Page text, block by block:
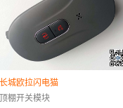
长城欧拉闪电猫
顶棚开关模块